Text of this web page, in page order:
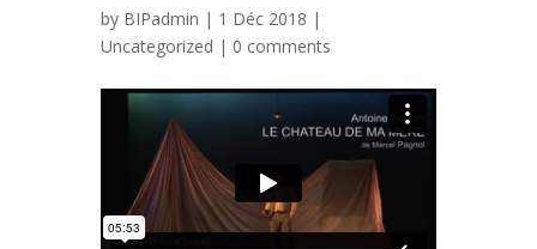
by BIPadmin | 1 Déc 2018 |
Uncategorized | 0 comments